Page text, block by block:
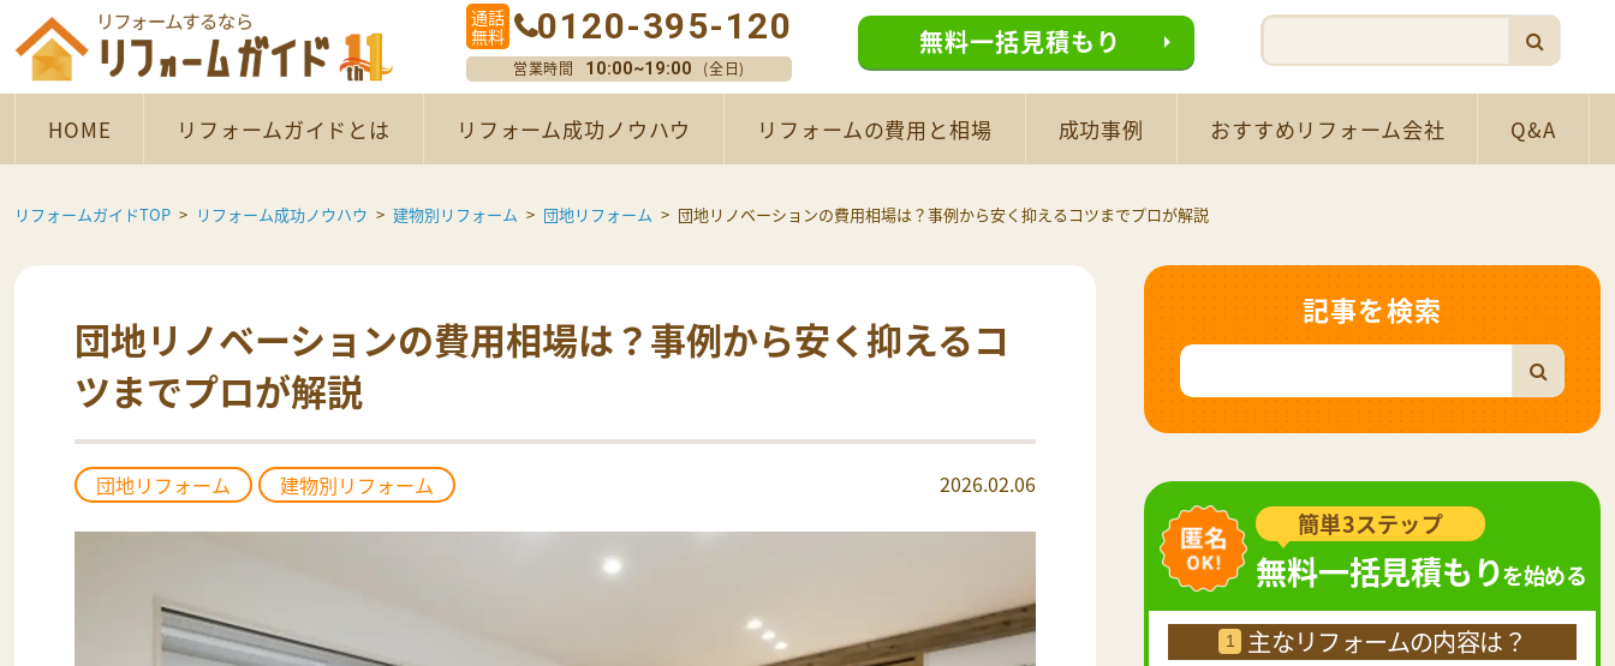
通話
無料
0120-395-120
営業時間 10:00~19:00 (全日)
無料一括見積もり
HOME リフォームガイドとは リフォーム成功ノウハウ リフォームの費用と相場 成功事例 おすすめリフォーム会社 Q&A
リフォームガイドTOP リフォーム成功ノウハウ 建物別リフォーム 団地リフォーム 団地リノベーションの費用相場は？事例から安く抑えるコツまでプロが解説
団地リノベーションの費用相場は？事例から安く抑えるコ
ツまでプロが解説
団地リフォーム 建物別リフォーム 2026.02.06
記事を検索
簡単3ステップ
無料一括見積もりを始める
1 主なリフォームの内容は？